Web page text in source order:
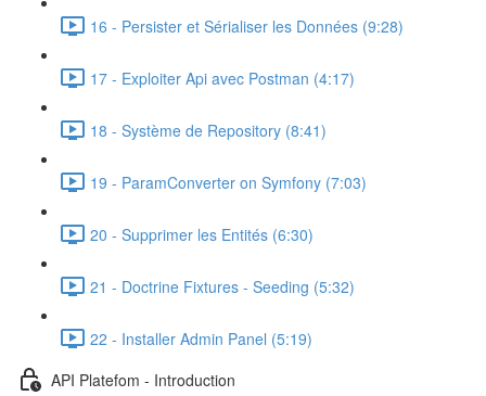
16 - Persister et Sérialiser les Données (9:28)
17 - Exploiter Api avec Postman (4:17)
18 - Système de Repository (8:41)
19 - ParamConverter on Symfony (7:03)
20 - Supprimer les Entités (6:30)
21 - Doctrine Fixtures - Seeding (5:32)
22 - Installer Admin Panel (5:19)
API Platefom - Introduction